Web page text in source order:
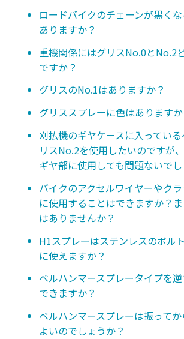
ロードバイクのチェーンが黒く
ありますか？
重機関係にはグリスNo.0とNo.2
ですか？
グリスのNo.1はありますか？
グリススプレーに色はありますか
刈払機のギヤケースに入ってい
リスNo.2を使用したいのですが
ギヤ部に使用しても問題ないでし
バイクのアクセルワイヤーやク
に使用することはできますか？
はありませんか？
H1スプレーはステンレスのボル
に使えますか？
ベルハンマースプレータイプを
できますか？
ベルハンマースプレーは振って
よいのでしょうか？